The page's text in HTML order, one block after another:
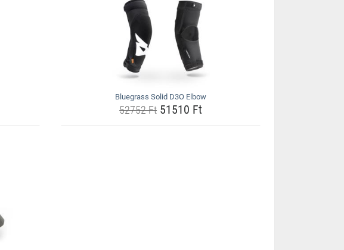
Bluegrass Solid D3O Elbow
52752 Ft 51510 Ft